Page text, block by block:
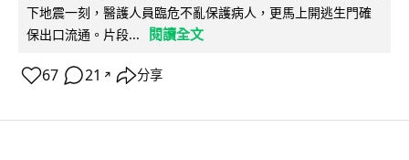
下地震一刻，醫護人員臨危不亂保護病人，更馬上開逃生門確
保出口流通。片段...
閱讀全文
67 21 ↗ 分享